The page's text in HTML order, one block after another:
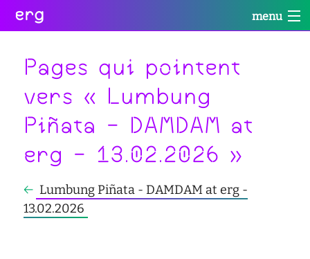
erg menu
Retour
Infos
pratiques
collectives
informations
équipes
international
Retour
Soutien
conseil
étudiant·e·s
à
la
Retour
Web
portail
des
étudiant·e·s
numériques
Rechercher
Pages qui pointent
vers « Lumbung
Piñata - DAMDAM at
erg - 13.02.2026 »
← Lumbung Piñata - DAMDAM at erg -
13.02.2026